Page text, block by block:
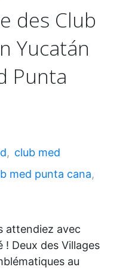
des Club
Yucatán
Punta
, club med
med punta cana,
attendiez avec
Deux des Villages
au